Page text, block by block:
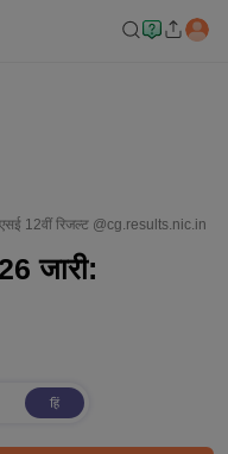
12वीं रिजल्ट @cg.results.nic.in
जारी: